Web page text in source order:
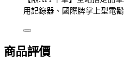
用記錄器、國際牌掌上型電
商品評價